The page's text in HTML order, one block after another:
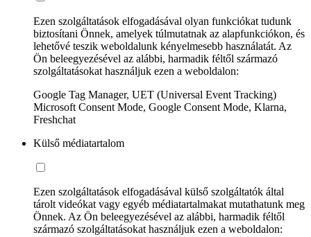
Ezen szolgáltatások elfogadásával olyan funkciókat tudunk
biztosítani Önnek, amelyek túlmutatnak az alapfunkciókon, és
lehetővé teszik weboldalunk kényelmesebb használatát. Az
Ön beleegyezésével az alábbi, harmadik féltől származó
szolgáltatásokat használjuk ezen a weboldalon:
Google Tag Manager, UET (Universal Event Tracking)
Microsoft Consent Mode, Google Consent Mode, Klarna,
Freshchat
Külső médiatartalom
Ezen szolgáltatások elfogadásával külső szolgáltatók által
tárolt videókat vagy egyéb médiatartalmakat mutathatunk meg
Önnek. Az Ön beleegyezésével az alábbi, harmadik féltől
származó szolgáltatásokat használjuk ezen a weboldalon: